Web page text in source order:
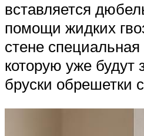
вставляется
помощи жидких
стене
которую уже будут
бруски обрешетки